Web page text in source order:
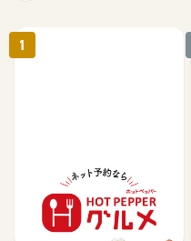
【ホットペッパーグル
メ】レストラン予約
85
1